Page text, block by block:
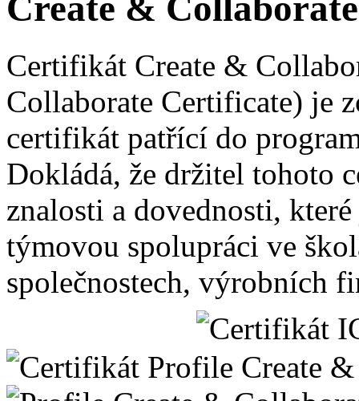
Certifikát Create &
Collaborate Certificate) je
certifikát patřící do
Dokládá, že držitel tohoto
znalosti a dovednosti,
týmovou spolupráci ve
společnostech, výrobních